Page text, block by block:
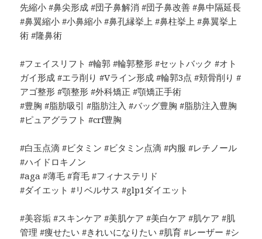
先縮小 #鼻尖形成 #団子鼻解消 #団子鼻改善 #鼻中隔延長
#鼻翼縮小 #小鼻縮小 #鼻孔縁挙上 #鼻柱挙上 #鼻翼挙上
術 #隆鼻術
#フェイスリフト #輪郭 #輪郭整形 #セットバック #オト
ガイ形成 #エラ削り #Vライン形成 #輪郭3点 #頬骨削り #
アゴ整形 #顎整形 #外科矯正 #顎矯正手術
#豊胸 #脂肪吸引 #脂肪注入 #バッグ豊胸 #脂肪注入豊胸
#ピュアグラフト #crf豊胸
#白玉点滴 #ビタミン #ビタミン点滴 #内服 #レチノール
#ハイドロキノン
#aga #薄毛 #育毛 #フィナステリド
#ダイエット #リベルサス #glp1ダイエット
#美容垢 #スキンケア #美肌ケア #美白ケア #肌ケア #肌
管理 #痩せたい #きれいになりたい #肌育 #レーザー #シ